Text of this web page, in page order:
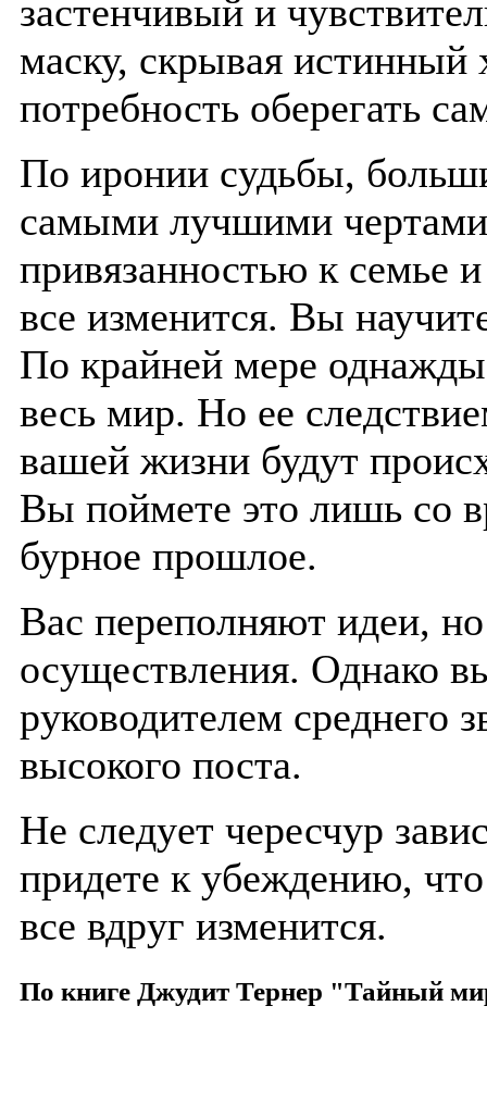
застенчивый и
маску, скрывая истинный
потребность оберегать
По иронии судьбы,
самыми лучшими чертами
привязанностью к семье
все изменится. Вы
По крайней мере
весь мир. Но ее
вашей жизни будут
Вы поймете это лишь со
бурное прошлое.
Вас переполняют идеи, но
осуществления. Однако
руководителем среднего
высокого поста.
Не следует чересчур
придете к убеждению,
все вдруг изменится.
По книге Джудит Тернер "Тайный